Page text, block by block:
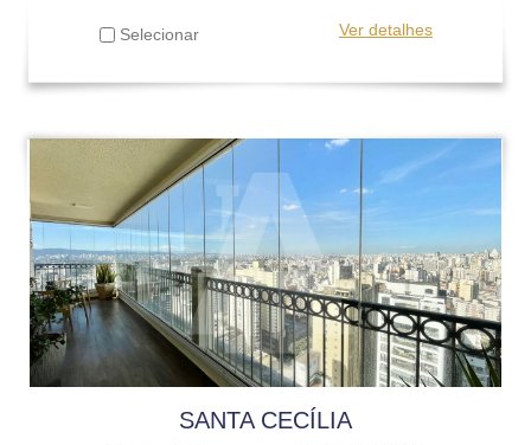
Selecionar Ver detalhes
SANTA CECÍLIA